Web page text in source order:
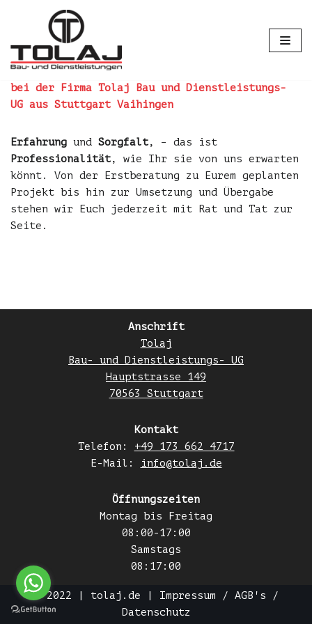
springen
bei der Firma Tolaj Bau und Dienstleistungs-
UG aus Stuttgart Vaihingen
Erfahrung und Sorgfalt, – das ist
Professionalität, wie Ihr sie von uns erwarten
könnt. Von der Erstberatung zu Eurem geplanten
Projekt bis hin zur Umsetzung und Übergabe
stehen wir Euch jederzeit mit Rat und Tat zur
Seite.
Anschrift
Tolaj
Bau- und Dienstleistungs- UG
Hauptstrasse 149
70563 Stuttgart
Kontakt
Telefon: +49 173 662 4717
E-Mail:
info@tolaj.de
Öffnungszeiten
Montag bis Freitag
08:00-17:00
Samstags
08:17:00
© 2022 | tolaj.de Impressum / AGB's /
Datenschutz